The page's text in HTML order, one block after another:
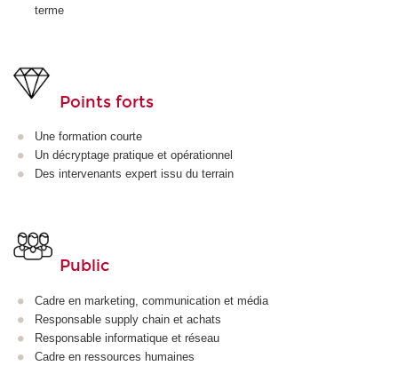
terme
Points forts
Une formation courte
Un décryptage pratique et opérationnel
Des intervenants expert issu du terrain
Public
Cadre en marketing, communication et média
Responsable supply chain et achats
Responsable informatique et réseau
Cadre en ressources humaines